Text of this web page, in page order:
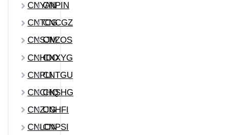
CNYANCNPIN
CNTCGCNCGZ
CNSJMCNZOS
CNHDOCNXYG
CNPLICNTGU
CNCHQCNSHG
CNZJGCNHFI
CNLON
CNPSI